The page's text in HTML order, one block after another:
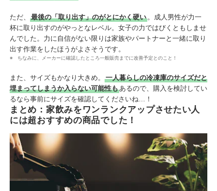
ただ、 最後の「取り出す」のがとにかく硬い 。成人男性が力一
杯に取り出すのがやっとなレベル。女子の力ではびくともしませ
んでした。力に自信がない限りは家族やパートナーと一緒に取り
出す作業をしたほうがよさそうです。
ちなみに、メーカーに確認したところ一般販売までに改善予定とのこと！
また、サイズもかなり大きめ。
一人暮らしの冷凍庫のサイズだと
埋まってしまうか入らない可能性もあるので、購入を検討してい
るなら事前にサイズを確認してくださいね…！
まとめ：家飲みをワンランクアップさせたい人
には超おすすめの商品でした！